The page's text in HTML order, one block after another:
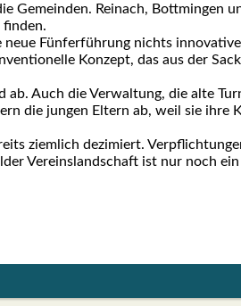
Gemein­den. Rein­ach, Bot­t­min­gen
fin­den.
neue Fün­fer­füh­rung nichts
Kon­zept, das aus der
Auch die Ver­wal­tung, die alte
die jun­gen Eltern ab, weil sie ihre
ziem­lich dezi­miert.
Ver­eins­land­schaft ist nur noch